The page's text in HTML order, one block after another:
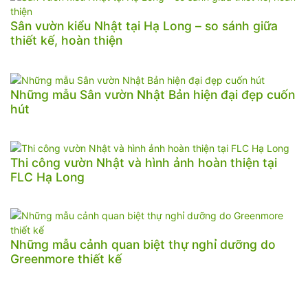
Sân vườn kiểu Nhật tại Hạ Long – so sánh giữa
thiết kế, hoàn thiện
Những mẫu Sân vườn Nhật Bản hiện đại đẹp cuốn
hút
Thi công vườn Nhật và hình ảnh hoàn thiện tại
FLC Hạ Long
Những mẫu cảnh quan biệt thự nghỉ dưỡng do
Greenmore thiết kế